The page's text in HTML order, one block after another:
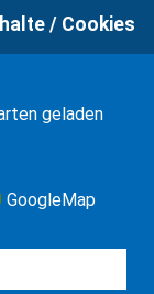
ist
des
Da
Ausnahme
/ Cookies
geladen
GoogleMap